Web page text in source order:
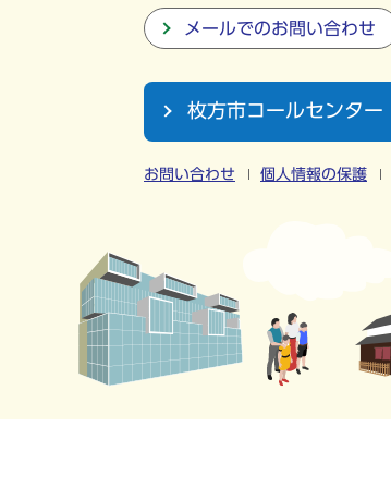
メールでのお問い合わせ
枚方市コールセンター
お問い合わせ 個人情報の保護